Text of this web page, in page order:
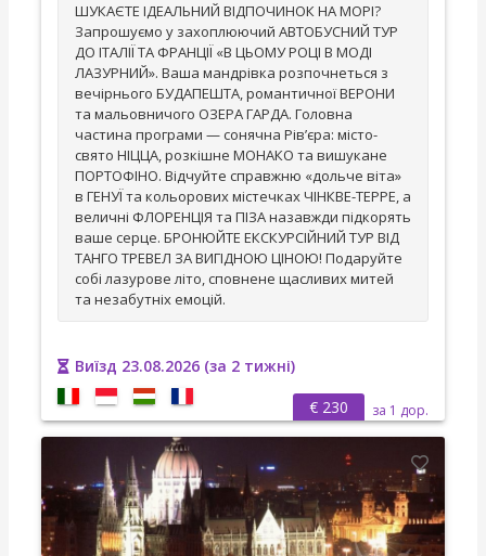
ШУКАЄТЕ ІДЕАЛЬНИЙ ВІДПОЧИНОК НА МОРІ?
Запрошуємо у захоплюючий АВТОБУСНИЙ ТУР
ДО ІТАЛІЇ ТА ФРАНЦІЇ «В ЦЬОМУ РОЦІ В МОДІ
ЛАЗУРНИЙ». Ваша мандрівка розпочнеться з
вечірнього БУДАПЕШТА, романтичної ВЕРОНИ
та мальовничого ОЗЕРА ГАРДА. Головна
частина програми — сонячна Рів’єра: місто-
свято НІЦЦА, розкішне МОНАКО та вишукане
ПОРТОФІНО. Відчуйте справжню «дольче віта»
в ГЕНУЇ та кольорових містечках ЧІНКВЕ-ТЕРРЕ, а
величні ФЛОРЕНЦІЯ та ПІЗА назавжди підкорять
ваше серце. БРОНЮЙТЕ ЕКСКУРСІЙНИЙ ТУР ВІД
ТАНГО ТРЕВЕЛ ЗА ВИГІДНОЮ ЦІНОЮ! Подаруйте
собі лазурове літо, сповнене щасливих митей
та незабутніх емоцій.
Виїзд 23.08.2026 (за 2 тижні)
€ 230
за 1 дор.